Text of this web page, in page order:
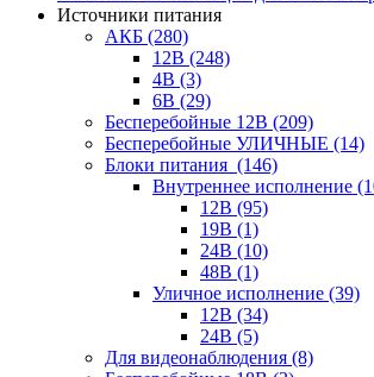
Источники питания
АКБ (280)
12В (248)
4В (3)
6В (29)
Бесперебойные 12В (209)
Бесперебойные УЛИЧНЫЕ (14)
Блоки питания (146)
Внутреннее исполнение
12В (95)
19В (1)
24В (10)
48В (1)
Уличное исполнение (39)
12В (34)
24В (5)
Для видеонаблюдения (8)